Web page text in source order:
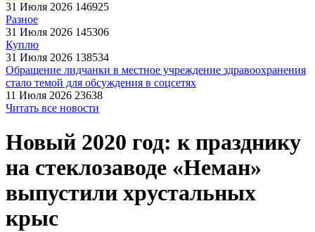
31 Июля 2026 146925
Разное
31 Июля 2026 145306
Куплю
31 Июля 2026 138534
Обращение лидчанки в местное учреждение здравоохранения
стало темой для обсуждения в соцсетях
11 Июля 2026 23638
Читать все новости
Новый 2020 год: к празднику
на стеклозаводе «Неман»
выпустили хрустальных
крыс